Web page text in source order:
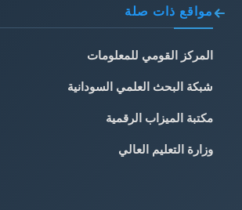
مواقع ذات صلة
المركز القومي للمعلومات
شبكة البحث العلمي السودانية
مكتبة الميزاب الرقمية
وزارة التعليم العالي